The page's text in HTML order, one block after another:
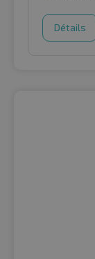
Détails